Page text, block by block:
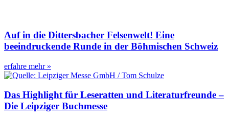
Auf in die Dittersbacher Felsenwelt! Eine
beeindruckende Runde in der Böhmischen Schweiz
erfahre mehr »
Das Highlight für Leseratten und Literaturfreunde –
Die Leipziger Buchmesse